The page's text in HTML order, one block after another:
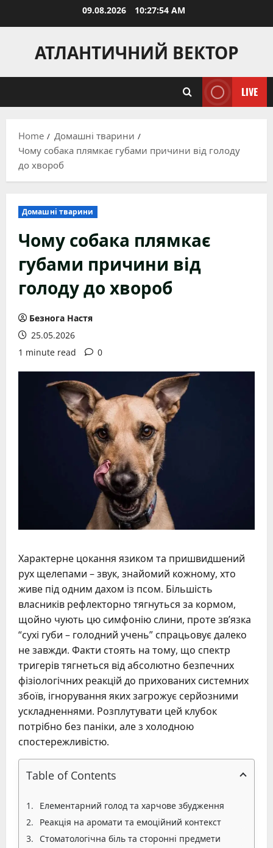
09.08.2026 10:27:55 AM
АТЛАНТИЧНИЙ ВЕКТОР
LIVE
Home
Домашні тварини
Чому собака плямкає губами причини від голоду
до хвороб
Домашні тварини
Чому собака плямкає
губами причини від
голоду до хвороб
Безнога Настя
25.05.2026
1 minute read
0
Характерне цокання язиком та пришвидшений
рух щелепами – звук, знайомий кожному, хто
живе під одним дахом із псом. Більшість
власників рефлекторно тягнуться за кормом,
щойно чують цю симфонію слини, проте зв’язка
“сухі губи – голодний учень” спрацьовує далеко
не завжди. Факти стоять на тому, що спектр
тригерів тягнеться від абсолютно безпечних
фізіологічних реакцій до прихованих системних
збоїв, ігнорування яких загрожує серйозними
ускладненнями. Розплутувати цей клубок
потрібно без паніки, але з холодною
спостережливістю.
Table of Contents
Елементарний голод та харчове збудження
Реакція на аромати та емоційний контекст
Стоматологічна біль та сторонні предмети